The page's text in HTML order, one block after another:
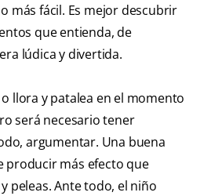
más fácil. Es mejor descubrir
que entienda, de
lúdica y divertida.
llora y patalea en el momento
será necesario tener
argumentar. Una buena
producir más efecto que
peleas. Ante todo, el niño